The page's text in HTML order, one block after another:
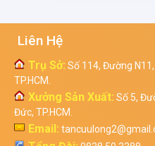
Liên Hệ
Trụ Sở: Số 114, Đường
TP.HCM.
Xưởng Sản Xuất: Số 5,
Đức, TP.HCM.
Email: